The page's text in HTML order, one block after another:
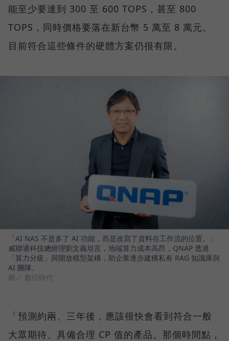
能至少要達到 300 至 600 TOPS，甚至 800
TOPS，同時價格要落在新台幣 5 萬至 8 萬元。
目前符合這些條件的硬體方案仍很有限。
「AI NAS 不是多了 AI 功能，而是改寫了資料在工作流的位置。」
威聯通科技總經理劉文義坦言，地端算力成本高昂，QNAP 透過
「算力分級」與開放模型架構，助企業逐步建構私有 RAG 知識庫與
AI 團隊。
圖／ 數位時代
「預測約兩、三年後，應該很快會看到符合一般
大眾期待、具備合理 CP 值的產品。那個時間點，